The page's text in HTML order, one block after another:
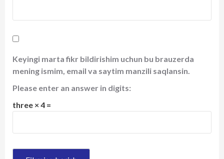
Keyingi marta fikr bildirishim uchun bu brauzerda
mening ismim, email va saytim manzili saqlansin.
Please enter an answer in digits:
three × 4 =